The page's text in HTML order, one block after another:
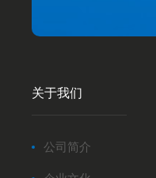
关于我们
公司简介